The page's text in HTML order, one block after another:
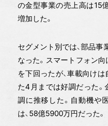
の金型事業の売上高は15
増加した。
セグメント別では、部品
なった。スマートフォン
を下回ったが、車載向け
た4月までは好調だった
調に推移した。自動機や
は、58億5900万円だった。